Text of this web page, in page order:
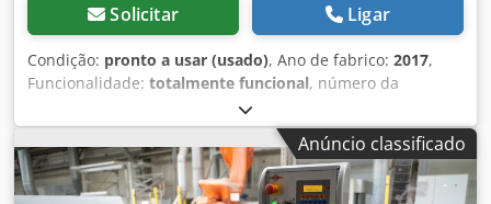
Solicitar Ligar
Condição: pronto a usar (usado), Ano de fabrico: 2017,
Funcionalidade: totalmente funcional, número da
, largura de trabalho:
total:2.200 kg, largura total:400 mm, Vende-se linha
completa, usada, para aplicação e cura de óleo/cera de
óleo em pavimentos de madeira (Soest + Prochera). Vende-
se um conjunto de quatro máquinas que formam uma
Anúncio classificado